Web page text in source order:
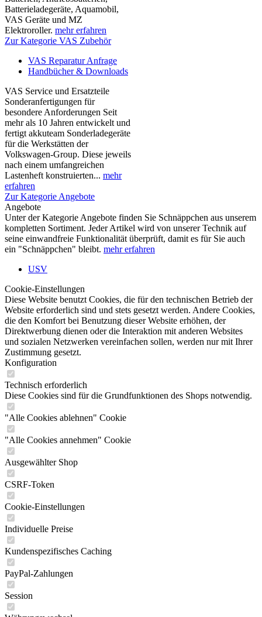
Batterieladegeräte, Aquamobil,
VAS Geräte und MZ
Elektroroller. mehr erfahren
Zur Kategorie VAS Zubehör
VAS Reparatur Anfrage
Handbücher & Downloads
VAS Service und Ersatzteile
Sonderanfertigungen für
besondere Anforderungen Seit
mehr als 10 Jahren entwickelt und
fertigt akkuteam Sonderladegeräte
für die Werkstätten der
Volkswagen-Group. Diese jeweils
nach einem umfangreichen
Lastenheft konstruierten... mehr
erfahren
Zur Kategorie Angebote
Angebote
Unter der Kategorie Angebote finden Sie Schnäppchen aus unserem
kompletten Sortiment. Jeder Artikel wird von unserer Technik auf
seine einwandfreie Funktionalität überprüft, damit es für Sie auch
ein "Schnäppchen" bleibt. mehr erfahren
USV
Cookie-Einstellungen
Diese Website benutzt Cookies, die für den technischen Betrieb der
Website erforderlich sind und stets gesetzt werden. Andere Cookies,
die den Komfort bei Benutzung dieser Website erhöhen, der
Direktwerbung dienen oder die Interaktion mit anderen Websites
und sozialen Netzwerken vereinfachen sollen, werden nur mit Ihrer
Zustimmung gesetzt.
Konfiguration
Technisch erforderlich
Diese Cookies sind für die Grundfunktionen des Shops notwendig.
"Alle Cookies ablehnen" Cookie
"Alle Cookies annehmen" Cookie
Ausgewählter Shop
CSRF-Token
Cookie-Einstellungen
Individuelle Preise
Kundenspezifisches Caching
PayPal-Zahlungen
Session